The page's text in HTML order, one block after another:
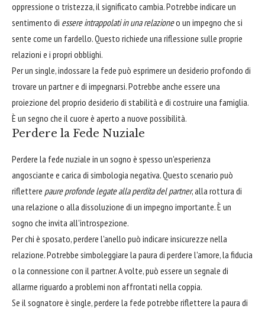
oppressione o tristezza, il significato cambia. Potrebbe indicare un
sentimento di essere intrappolati in una relazioneo un impegno che si
sente come un fardello. Questo richiede una riflessione sulle proprie
relazioni e i propri obblighi.
Per un single, indossare la fede può esprimere un desiderio profondo di
trovare un partner e di impegnarsi. Potrebbe anche essere una
proiezione del proprio desiderio di stabilità e di costruire una famiglia.
È un segno che il cuore è aperto a nuove possibilità.
Perdere la Fede Nuziale
Perdere la fede nuziale in un sogno è spesso un'esperienza
angosciante e carica di simbologia negativa. Questo scenario può
riflettere paure profonde legate alla perdita del partner, alla rottura di
una relazione o alla dissoluzione di un impegno importante. È un
sogno che invita all'introspezione.
Per chi è sposato, perdere l'anello può indicare insicurezze nella
relazione. Potrebbe simboleggiare la paura di perdere l'amore, la fiducia
o la connessione con il partner. A volte, può essere un segnale di
allarme riguardo a problemi non affrontati nella coppia.
Se il sognatore è single, perdere la fede potrebbe riflettere la paura di